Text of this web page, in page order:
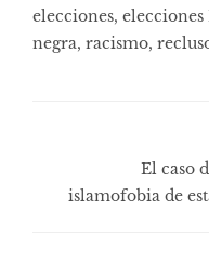
elecciones, elecciones
negra, racismo,
El caso
islamofobia de